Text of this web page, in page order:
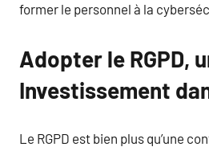
former le personnel à la
Adopter le RGPD,
Investissement
Le RGPD est bien plus qu’une